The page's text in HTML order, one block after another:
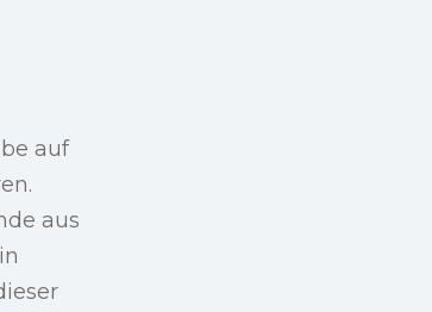
auf
aus